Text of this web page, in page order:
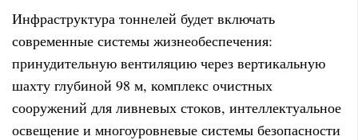
Инфраструктура тоннелей будет включать
современные системы жизнеобеспечения:
принудительную вентиляцию через вертикальную
шахту глубиной 98 м, комплекс очистных
сооружений для ливневых стоков, интеллектуальное
освещение и многоуровневые системы безопасности